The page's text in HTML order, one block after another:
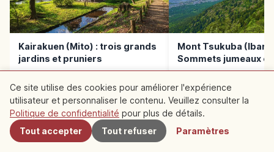
Kairakuen (Mito) : trois grands
jardins et pruniers
Mont Tsukuba
Sommets jumeaux et
sanctuaire sacré
LIRE LA SUITE →
À proximité
Ce site utilise des cookies pour améliorer l'expérience
utilisateur et personnaliser le contenu. Veuillez consulter la
Politique de confidentialité pour plus de détails.
Tout accepter
Tout refuser Paramètres